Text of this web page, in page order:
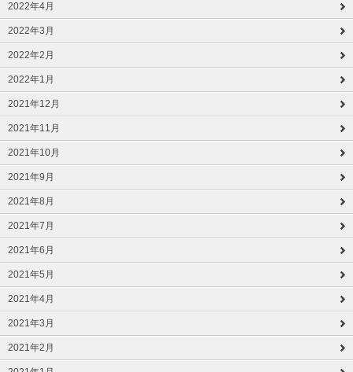
2022年4月
2022年3月
2022年2月
2022年1月
2021年12月
2021年11月
2021年10月
2021年9月
2021年8月
2021年7月
2021年6月
2021年5月
2021年4月
2021年3月
2021年2月